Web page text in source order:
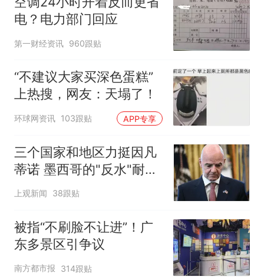
电？电力部门回应
第一财经资讯 960跟贴
“不建议大家买深色蛋糕”
上热搜，网友：天塌了！
环球网资讯 103跟贴 APP专享
三个国家和地区力挺因凡
蒂诺 墨西哥的"反水"耐人
寻味
上观新闻 38跟贴
被指“不刷脸不让进”！广
东多景区引争议
南方都市报 314跟贴